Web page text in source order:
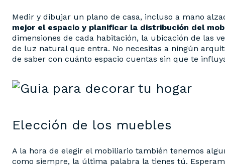
Medir y dibujar un plano de casa, incluso a mano
mejor el espacio y planificar la distribución del
dimensiones de cada habitación, la ubicación de las
de luz natural que entra. No necesitas a ningún
de saber con cuánto espacio cuentas sin que te
Elección de los muebles
A la hora de elegir el mobiliario también tenemos
como siempre, la última palabra la tienes tú.